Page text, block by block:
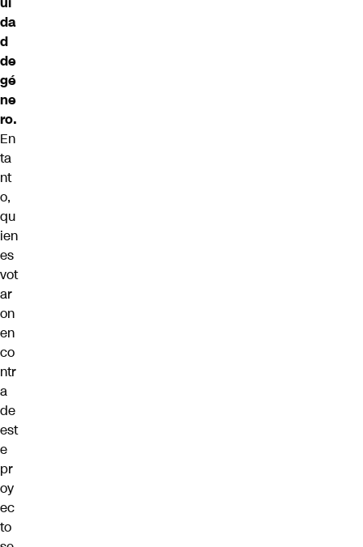
da
d
de
gé
ne
ro.
En
ta
nt
o,
qu
ien
es
vot
ar
on
en
co
ntr
a
de
est
e
pr
oy
ec
to